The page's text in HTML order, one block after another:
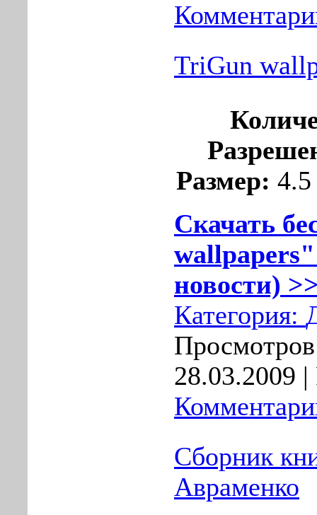
TriGun
Размер:
Скачать
wallpapers"
новости)
Категория:
28.03.2009 |
Сборник
Авраменко